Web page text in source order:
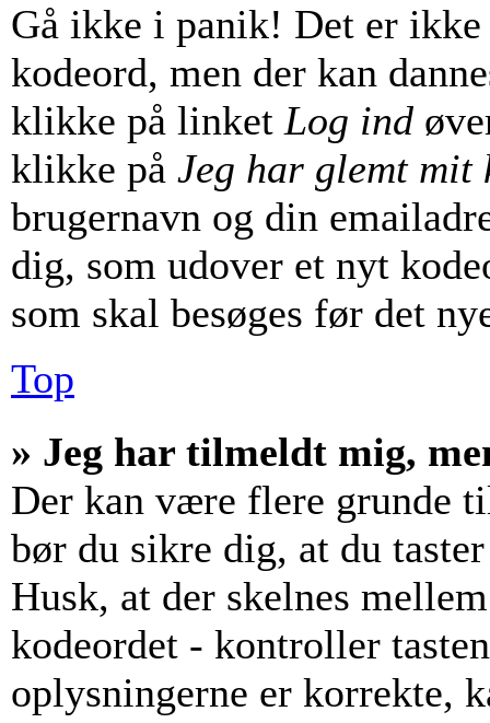
Gå ikke i panik! Det er
kodeord, men der kan
klikke på linket Log ind
klikke på Jeg har glemt mit
brugernavn og din
dig, som udover et nyt
som skal besøges før det
Top
» Jeg har tilmeldt mig,
Der kan være flere grunde
bør du sikre dig, at du
Husk, at der skelnes
kodeordet - kontroller
oplysningerne er korrekte,